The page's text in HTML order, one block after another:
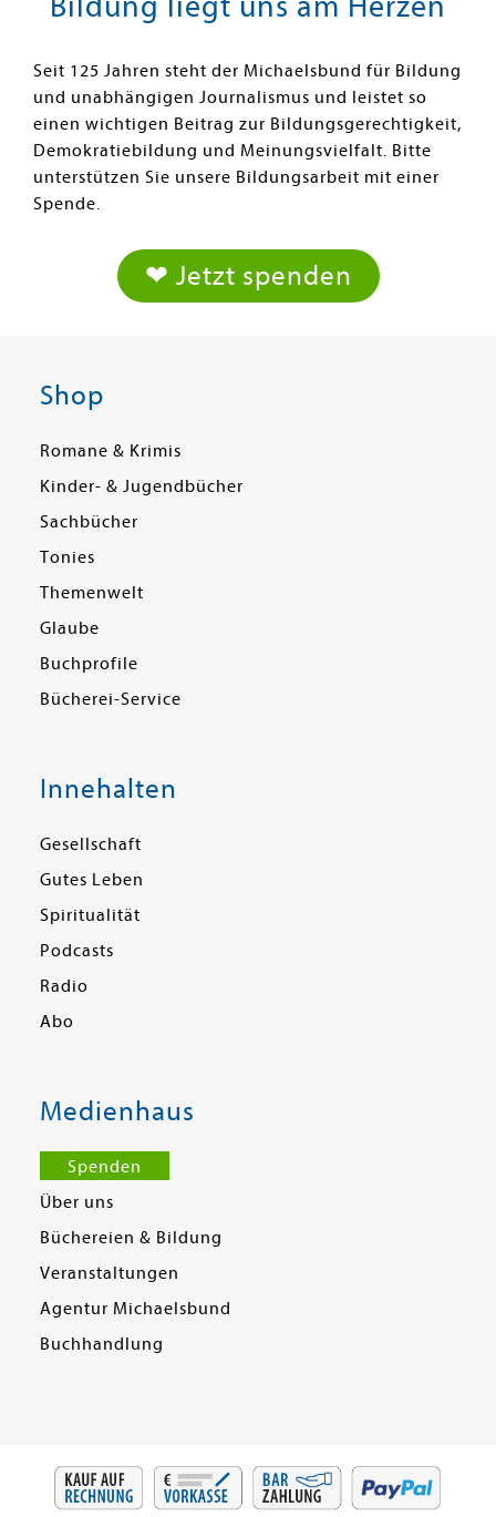
Seit 125 Jahren steht der Michaelsbund für Bildung
und unabhängigen Journalismus und leistet so
einen wichtigen Beitrag zur Bildungsgerechtigkeit,
Demokratiebildung und Meinungsvielfalt. Bitte
unterstützen Sie unsere Bildungsarbeit mit einer
Spende.
❤ Jetzt spenden
Shop
Romane & Krimis
Kinder- & Jugendbücher
Sachbücher
Tonies
Themenwelt
Glaube
Buchprofile
Bücherei-Service
Innehalten
Gesellschaft
Gutes Leben
Spiritualität
Podcasts
Radio
Abo
Medienhaus
Spenden
Über uns
Büchereien & Bildung
Veranstaltungen
Agentur Michaelsbund
Buchhandlung